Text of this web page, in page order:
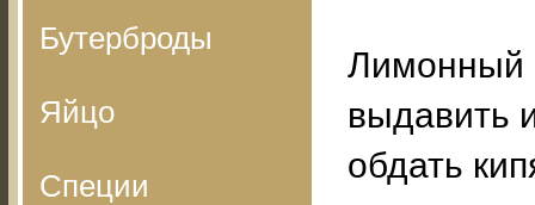
Бутерброды
Яйцо
Специи
Лимонный
выдавить
обдать